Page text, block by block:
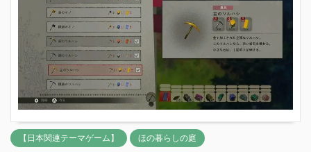
【日本関連テーマゲーム】 ほの暮らしの庭